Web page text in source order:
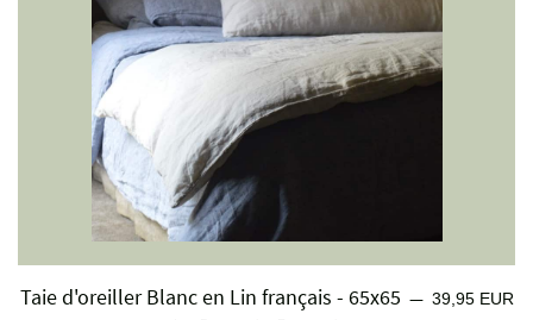
Taie d'oreiller Blanc en Lin français - 65x65 — Prix régulier
39,95 EUR